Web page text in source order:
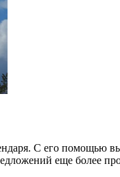
С его помощью
еще более